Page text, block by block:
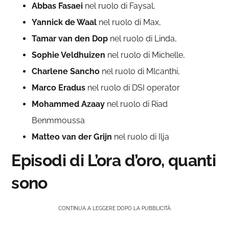
Abbas Fasaei nel ruolo di Faysal,
Yannick de Waal nel ruolo di Max,
Tamar van den Dop nel ruolo di Linda,
Sophie Veldhuizen nel ruolo di Michelle,
Charlene Sancho nel ruolo di Mlcanthi,
Marco Eradus nel ruolo di DSI operator
Mohammed Azaay nel ruolo di Riad
Benmmoussa
Matteo van der Grijn nel ruolo di Ilja
Episodi di L’ora d’oro, quanti
sono
CONTINUA A LEGGERE DOPO LA PUBBLICITÀ